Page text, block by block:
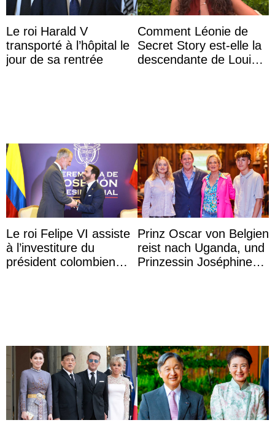
Le roi Harald V
transporté à l’hôpital le
jour de sa rentrée
Comment Léonie de
Secret Story est-elle la
descendante de Louis
Le roi Felipe VI assiste
à l’investiture du
président colombien
Prinz Oscar von Belgien
reist nach Uganda, und
Prinzessin Joséphine